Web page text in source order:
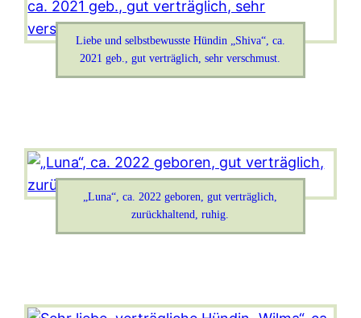
Liebe und selbstbewusste Hündin „Shiva“, ca.
2021 geb., gut verträglich, sehr verschmust.
„Luna“, ca. 2022 geboren, gut verträglich,
zurückhaltend, ruhig.